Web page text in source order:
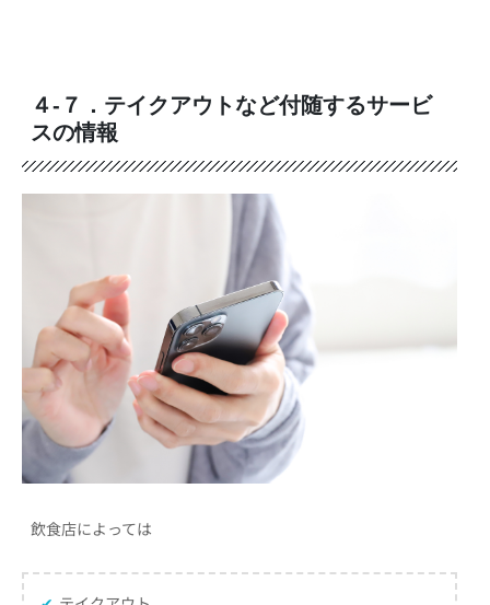
４-７．テイクアウトなど付随するサービ
スの情報
飲食店によっては